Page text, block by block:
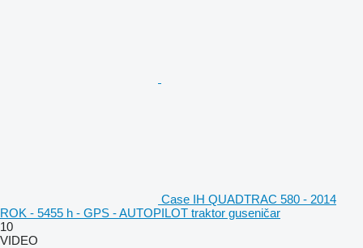
Case IH QUADTRAC 580 - 2014
ROK - 5455 h - GPS - AUTOPILOT traktor guseničar
10
VIDEO